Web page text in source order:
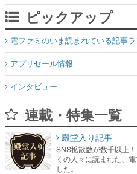
ピックアップ
電ファミのいま読まれている記事
アプリセール情報
インタビュー
連載・特集一覧
殿堂入り記事
SNS拡散数が数千以上
くの人々に読まれた、
した。